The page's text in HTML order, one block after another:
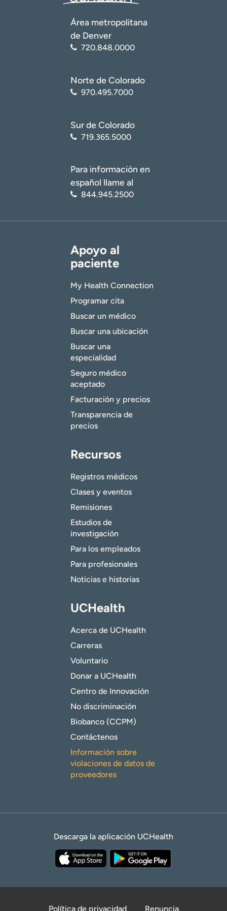
Área metropolitana
de Denver
720.848.0000
Norte de Colorado
970.495.7000
Sur de Colorado
719.365.5000
Para información en
español llame al
844.945.2500
Apoyo al
paciente
My Health Connection
Programar cita
Buscar un médico
Buscar una ubicación
Buscar una
especialidad
Seguro médico
aceptado
Facturación y precios
Transparencia de
precios
Recursos
Registros médicos
Clases y eventos
Remisiones
Estudios de
investigación
Para los empleados
Para profesionales
Noticias e historias
UCHealth
Acerca de UCHealth
Carreras
Voluntario
Donar a UCHealth
Centro de Innovación
No discriminación
Biobanco (CCPM)
Contáctenos
Información sobre
violaciones de datos de
proveedores
Descarga la aplicación UCHealth
Política de privacidad Renuncia